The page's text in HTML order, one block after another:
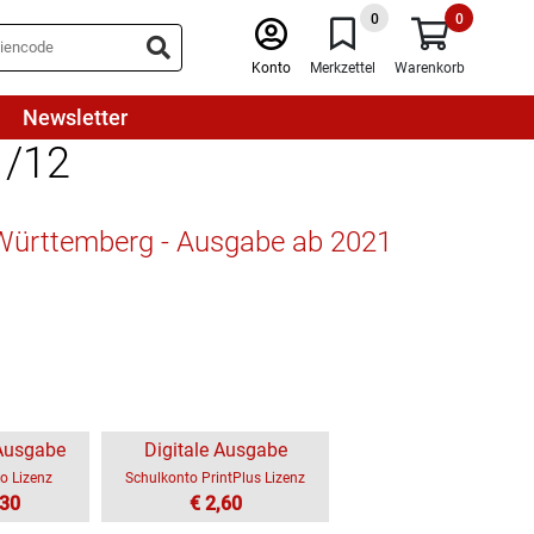
Konto
0
Merkzettel
0
Warenkorb
Newsletter
12
- Ausgabe ab 2021
Lizenz
Digitale Ausgabe
Schulkonto PrintPlus Lizenz
€ 2,60